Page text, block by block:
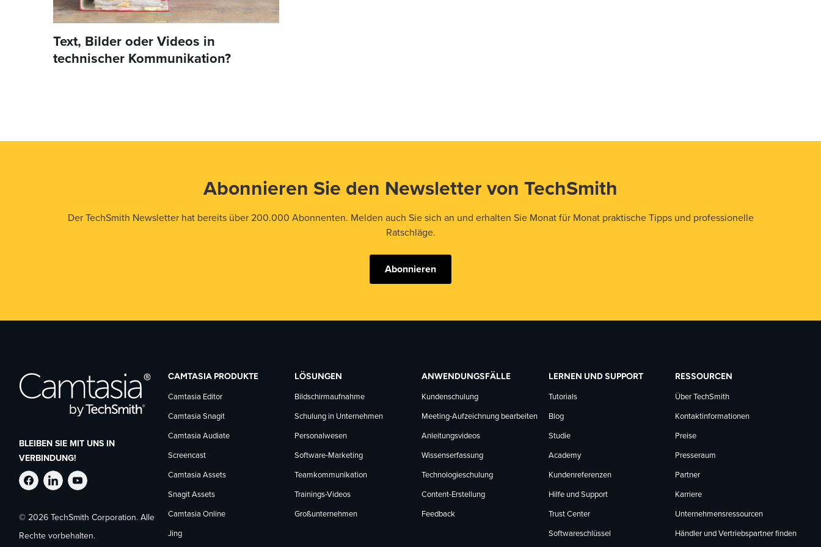
Text, Bilder oder Videos in
technischer Kommunikation?
Abonnieren Sie den Newsletter von TechSmith
Der TechSmith Newsletter hat bereits über 200.000 Abonnenten. Melden auch Sie sich an und erhalten Sie Monat für Monat praktische Tipps und professionelle
Ratschläge.
Abonnieren
BLEIBEN SIE MIT UNS IN
VERBINDUNG!
TechSmith
auf
TechSmith
auf
TechSmith
auf
© 2026 TechSmith Corporation. Alle
Rechte vorbehalten.
CAMTASIA PRODUKTE
Camtasia Editor
Camtasia Snagit
Camtasia Audiate
Screencast
Camtasia Assets
Snagit Assets
Camtasia Online
Jing
LÖSUNGEN
Bildschirmaufnahme
Schulung in Unternehmen
Personalwesen
Software-Marketing
Teamkommunikation
Trainings-Videos
Großunternehmen
ANWENDUNGSFÄLLE
Kundenschulung
Meeting-Aufzeichnung bearbeiten
Anleitungsvideos
Wissenserfassung
Technologieschulung
Content-Erstellung
Feedback
LERNEN UND SUPPORT
Tutorials
Blog
Studie
Academy
Kundenreferenzen
Hilfe und Support
Trust Center
Softwareschlüssel
RESSOURCEN
Über TechSmith
Kontaktinformationen
Preise
Presseraum
Partner
Karriere
Unternehmensressourcen
Händler und Vertriebspartner finden